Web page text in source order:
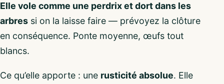
Elle vole comme une perdrix et dort dans les
arbres si on la laisse faire — prévoyez la clôture
en conséquence. Ponte moyenne, œufs tout
blancs.
Ce qu’elle apporte : une rusticité absolue. Elle